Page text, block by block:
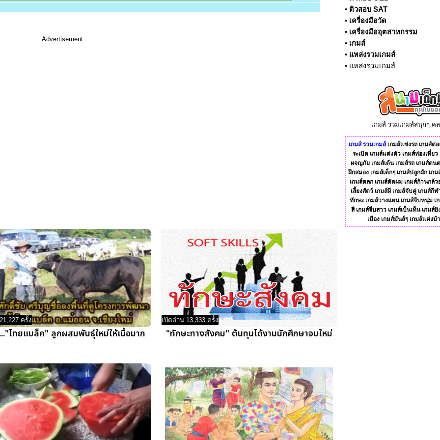
Advertisement
ครั้ง
ไทยแบล็ค" ลูกผสมพันธุ์ใหม่ให้เนื้อมาก
เปิดอ่าน 13,333 ครั้ง
"ทักษะทางสังคม" ต้นทุนได้งานนักศึกษาจบใหม่
• ติวสอบ SAT
• เครื่องมือวัด
• เครื่องมืออุตสาหกรรม
• เกมส์
• แหล่งรวมเกมส์
• แหล่งรวมเกมส์
เกมส์ รวมเกมส์สนุกๆ ค
เกมส์ รวมเกมส์ เกมส์แข่งรถ เกมส์ต่อ
ระเบิด เกมส์แต่งตัว เกมส์ท่องเที่ยว
ผจญภัย เกมส์เต้น เกมส์รถ เกมส์ดน
ฝึกสมอง เกมส์เด็กๆ เกมส์ปลูกผัก เก
เกมส์ตลก เกมส์ตัดผม เกมส์ก้านกล้ว
เลี้ยงสัตว์ เกมส์ผี เกมส์จับคู่ เกมส์กีฬ
ทักษะ เกมส์วางแผน เกมส์จีบหนุ่ม เ
สี เกมส์จีบสาว เกมส์เบ็นเท็น เกมส์ยิ
เมือง เกมส์มันส์ๆ เกมส์แต่งบ้